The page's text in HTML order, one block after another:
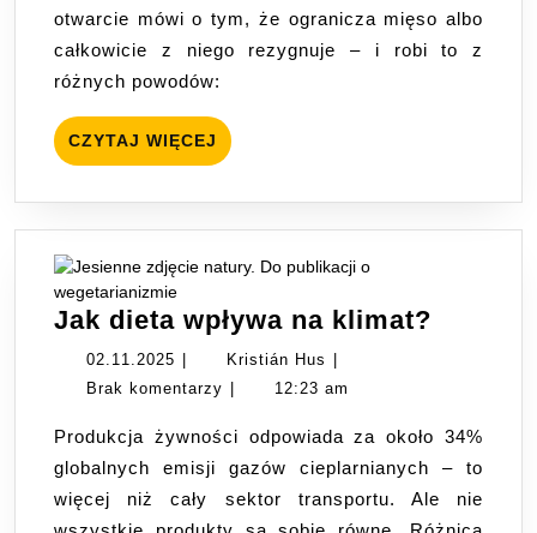
otwarcie mówi o tym, że ogranicza mięso albo
całkowicie z niego rezygnuje – i robi to z
różnych powodów:
CZYTAJ WIĘCEJ CZYTAJ
WIĘCEJ
Jak dieta wpływa na klimat?
klimat?
02.11.2025 02.11.2025
| Kristián Hus Kristián
Hus
|
Brak komentarzy | 12:23 am
Produkcja żywności odpowiada za około 34%
globalnych emisji gazów cieplarnianych – to
więcej niż cały sektor transportu. Ale nie